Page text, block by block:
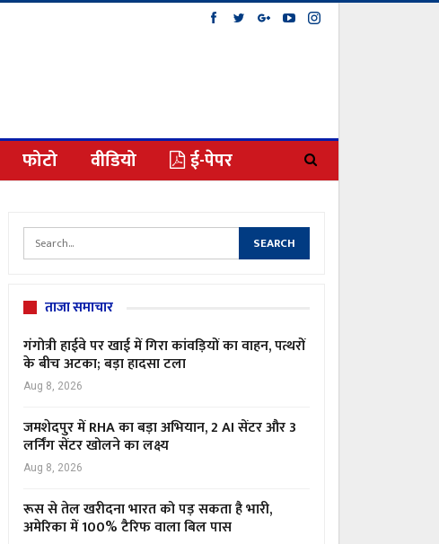
फोटो वीडियो ई-पेपर
ताजा समाचार
गंगोत्री हाईवे पर खाई में गिरा कांवड़ियों का वाहन, पत्थरों
के बीच अटका; बड़ा हादसा टला
Aug 8, 2026
जमशेदपुर में RHA का बड़ा अभियान, 2 AI सेंटर और 3
लर्निंग सेंटर खोलने का लक्ष्य
Aug 8, 2026
रूस से तेल खरीदना भारत को पड़ सकता है भारी,
अमेरिका में 100% टैरिफ वाला बिल पास